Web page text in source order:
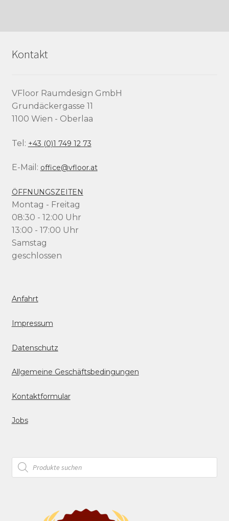
Kontakt
VFloor Raumdesign GmbH
Grundäckergasse 11
1100 Wien - Oberlaa
Tel: +43 (0)1 749 12 73
E-Mail: office@vfloor.at
ÖFFNUNGSZEITEN
Montag - Freitag
08:30 - 12:00 Uhr
13:00 - 17:00 Uhr
Samstag
geschlossen
Anfahrt
Impressum
Datenschutz
Allgemeine Geschäftsbedingungen
Kontaktformular
Jobs
Products
search